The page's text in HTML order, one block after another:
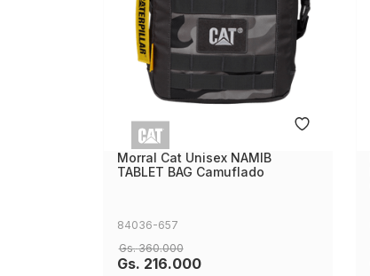
Morral Cat Unisex NAMIB
TABLET BAG Camuflado
84036-657
Gs. 360.000
Gs. 216.000